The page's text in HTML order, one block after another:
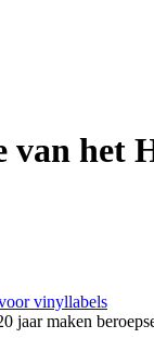
van het
vinyllabels
jaar maken